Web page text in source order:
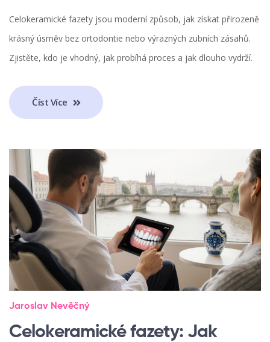
Celokeramické fazety jsou moderní způsob, jak získat přirozeně
krásný úsměv bez ortodontie nebo výrazných zubních zásahů.
Zjistěte, kdo je vhodný, jak probíhá proces a jak dlouho vydrží.
Číst Více
Jaroslav Nevěčný
Celokeramické fazety: Jak